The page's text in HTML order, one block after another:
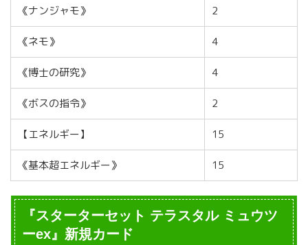
《ナンジャモ》 2
《ネモ》 4
《博士の研究》 4
《ボスの指令》 2
【エネルギー】 15
《基本超エネルギー》 15
『スターターセット テラスタル ミュウツ
ーex』新規カード